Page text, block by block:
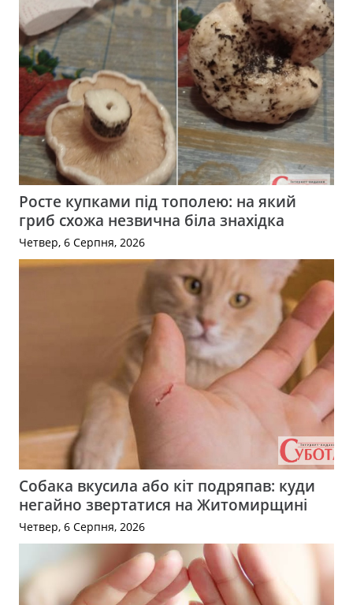
Росте купками під тополею: на який
гриб схожа незвична біла знахідка
Четвер, 6 Серпня, 2026
Собака вкусила або кіт подряпав: куди
негайно звертатися на Житомирщині
Четвер, 6 Серпня, 2026